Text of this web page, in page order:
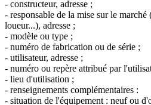
- constructeur, adresse ;
- responsable de la mise sur le
loueur...), adresse ;
- modèle ou type ;
- numéro de fabrication ou de série ;
- utilisateur, adresse ;
- numéro ou repère attribué par
- lieu d'utilisation ;
- renseignements complémentaires :
- situation de l'équipement : neuf ou